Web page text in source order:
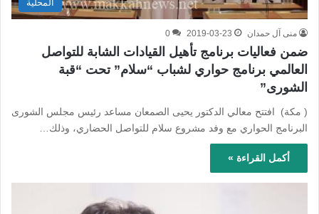
المحلية
منى آل حمدان 2019-03-23
0
ضمن فعاليات برنامج تأهيل القيادات الشابة للتواصل
العالمي برنامج حواري لشباب “سلام” تحت “قبة
الشورى”
( مكة) افتتح معالي الدكتور يحيى الصمعان مساعد رئيس مجلس الشورى
البرنامج الحواري مع وفد مشروع سلام للتواصل الحضاري، وذلك…
أكمل القراءة »